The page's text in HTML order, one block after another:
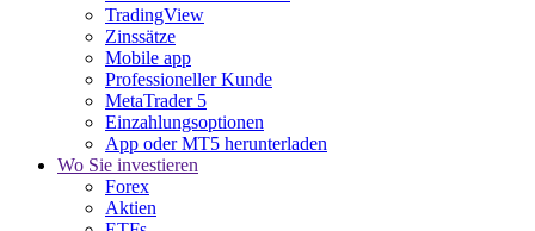
TradingView
Zinssätze
Mobile app
Professioneller Kunde
MetaTrader 5
Einzahlungsoptionen
App oder MT5 herunterladen
Wo Sie investieren
Forex
Aktien